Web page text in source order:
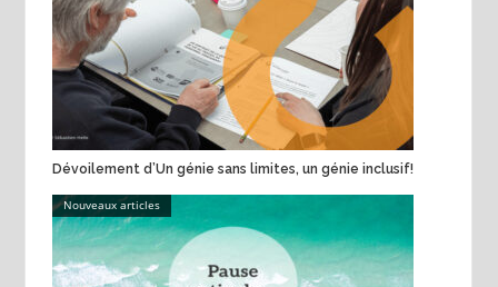
Dévoilement d’Un génie sans limites, un génie inclusif!
Nouveaux articles